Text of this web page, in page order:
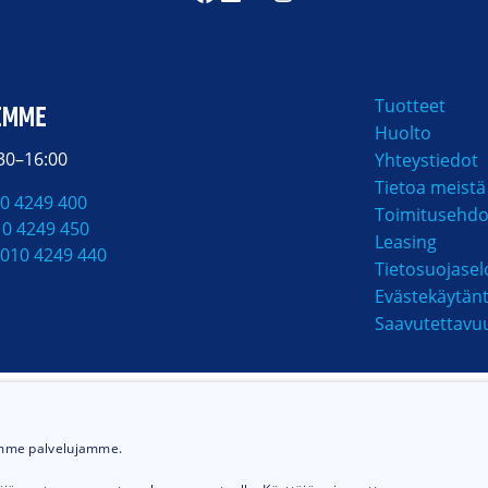
4249 400
4249 450
010 4249 440
Tuotteet
Huolto
Yhteystiedot
Tietoa meistä
Leasing
palvelujamme.